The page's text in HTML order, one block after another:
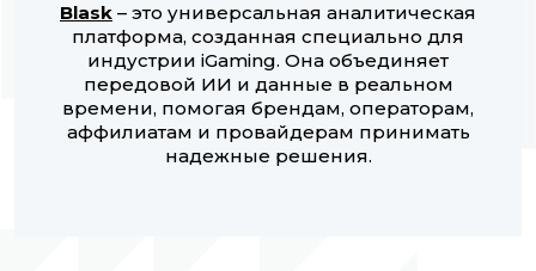
Blask – это универсальная аналитическая
платформа, созданная специально для
индустрии iGaming. Она объединяет
передовой ИИ и данные в реальном
времени, помогая брендам, операторам,
аффилиатам и провайдерам принимать
надежные решения.